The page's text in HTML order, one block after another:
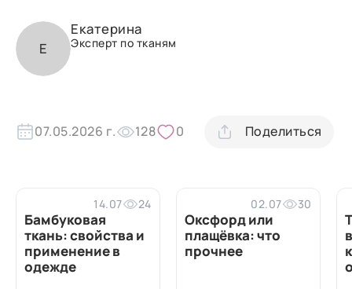
Е
Екатерина
Эксперт по тканям
07.05.2026 г. 128 0 Поделиться
14.07 24
Бамбуковая
ткань: свойства и
применение в
одежде
02.07 30
Оксфорд или
плащёвка: что
прочнее